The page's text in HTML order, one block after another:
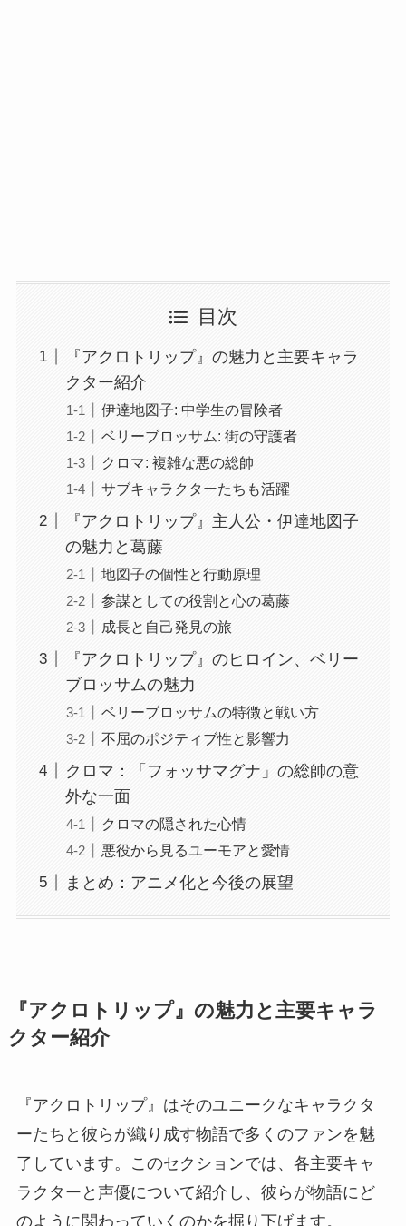
目次
『アクロトリップ』の魅力と主要キャラ
クター紹介
伊達地図子: 中学生の冒険者
ベリーブロッサム: 街の守護者
クロマ: 複雑な悪の総帥
サブキャラクターたちも活躍
『アクロトリップ』主人公・伊達地図子
の魅力と葛藤
地図子の個性と行動原理
参謀としての役割と心の葛藤
成長と自己発見の旅
『アクロトリップ』のヒロイン、ベリー
ブロッサムの魅力
ベリーブロッサムの特徴と戦い方
不屈のポジティブ性と影響力
クロマ：「フォッサマグナ」の総帥の意
外な一面
クロマの隠された心情
悪役から見るユーモアと愛情
まとめ：アニメ化と今後の展望
『アクロトリップ』の魅力と主要キャラ
クター紹介
『アクロトリップ』はそのユニークなキャラクタ
ーたちと彼らが織り成す物語で多くのファンを魅
了しています。このセクションでは、各主要キャ
ラクターと声優について紹介し、彼らが物語にど
のように関わっていくのかを掘り下げます。